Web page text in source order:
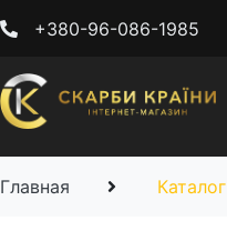
+380-96-086-1985
Главная Каталог